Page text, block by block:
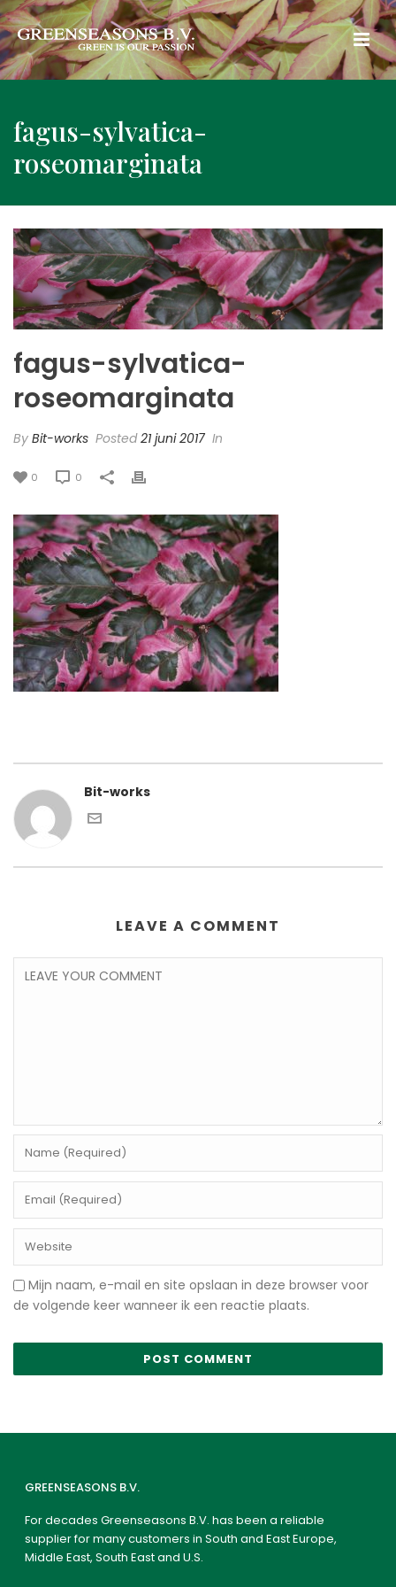
fagus-sylvatica-
roseomarginata
fagus-sylvatica-
roseomarginata
By Bit-works Posted21 juni 2017 In
0 0
Bit-works
LEAVE A COMMENT
Mijn naam, e-mail en site opslaan in deze browser voor
de volgende keer wanneer ik een reactie plaats.
GREENSEASONS B.V.
For decades Greenseasons B.V. has been a reliable
supplier for many customers in South and East Europe,
Middle East, South East and U.S.